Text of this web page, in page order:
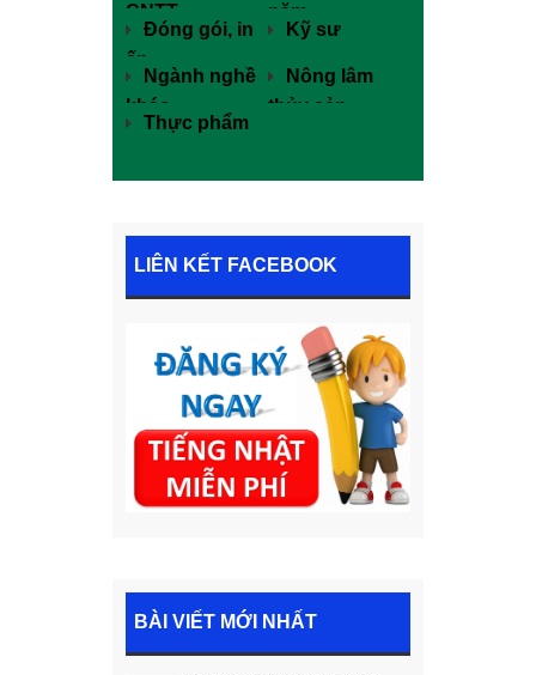
CNTT
năm
Đóng gói, in
ấn
Kỹ sư
Ngành nghề
khác
Nông lâm
thủy sản
Thực phẩm
LIÊN KẾT FACEBOOK
BÀI VIẾT MỚI NHẤT